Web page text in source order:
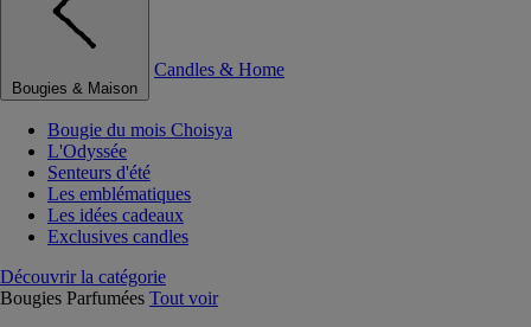
Bougies & Maison
Candles & Home
Bougie du mois Choisya
L'Odyssée
Senteurs d'été
Les emblématiques
Les idées cadeaux
Exclusives candles
Découvrir la catégorie
Bougies Parfumées Tout voir